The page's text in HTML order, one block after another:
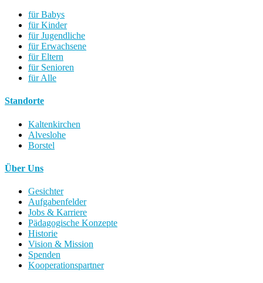
für Babys
für Kinder
für Jugendliche
für Erwachsene
für Eltern
für Senioren
für Alle
Standorte
Kaltenkirchen
Alveslohe
Borstel
Über Uns
Gesichter
Aufgabenfelder
Jobs & Karriere
Pädagogische Konzepte
Historie
Vision & Mission
Spenden
Kooperationspartner